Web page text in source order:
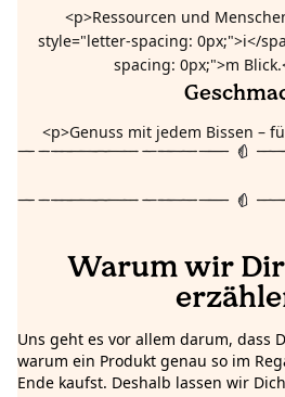
<p>Ressourcen und
style="letter-spacing: 0px;">i</
spacing: 0px;">m
<p>Genuss mit jedem Bissen –
Warum wir Dir
Uns geht es vor allem darum, dass
warum ein Produkt genau so im
Ende kaufst. Deshalb lassen wir